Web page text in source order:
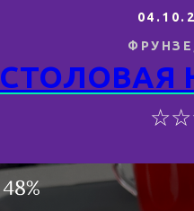
СТОЛОВАЯ